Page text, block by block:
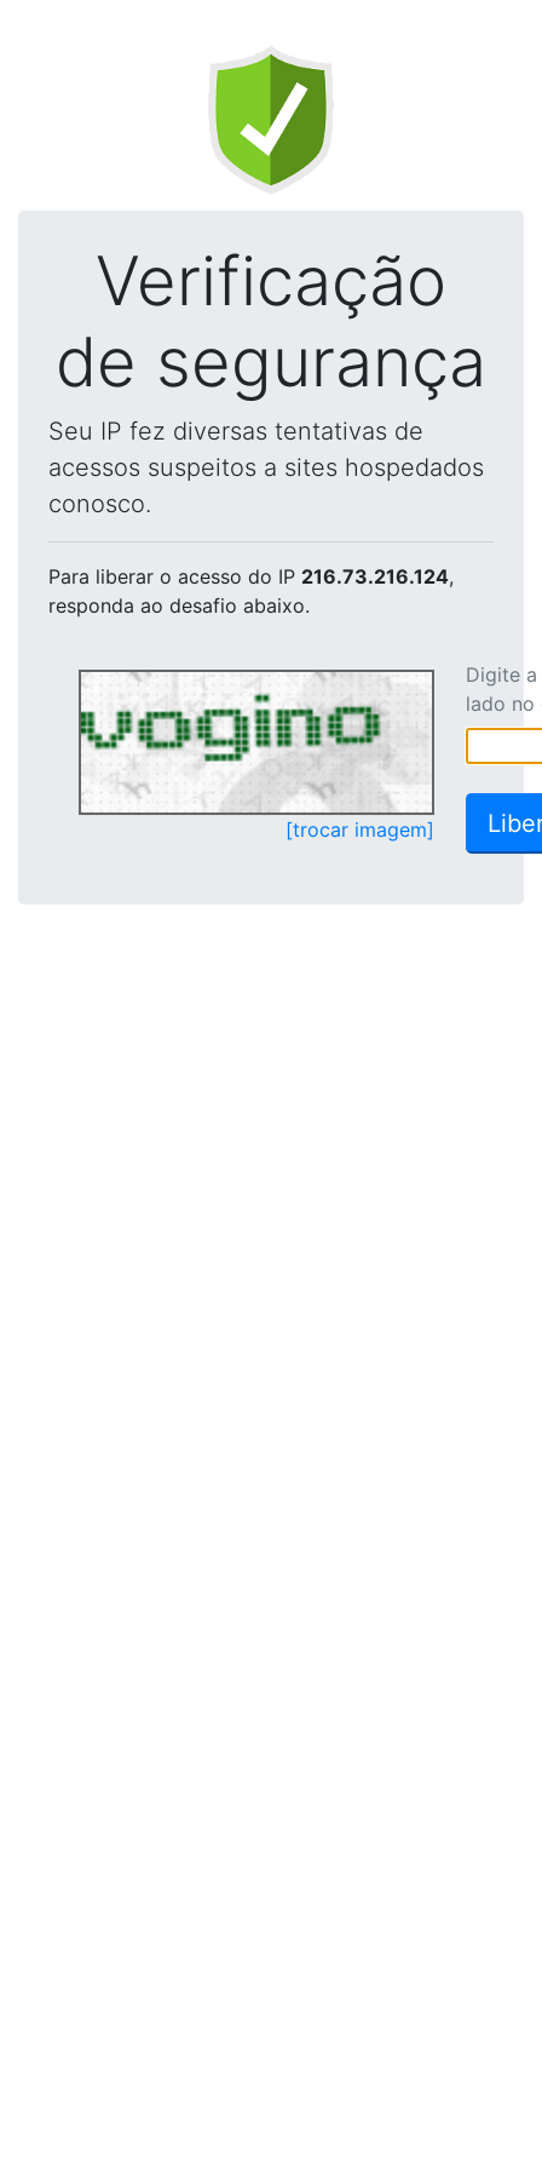
Verificação
de segurança
Seu IP fez diversas tentativas de
acessos suspeitos a sites hospedados
conosco.
Para liberar o acesso do IP 216.73.216.124,
responda ao desafio abaixo.
[trocar imagem]
Digite
lado no